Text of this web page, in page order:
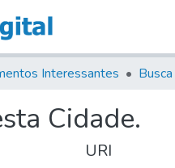
Interessantes
Cidade.
URI